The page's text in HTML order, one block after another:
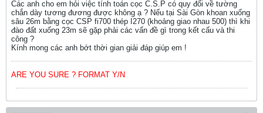
Các anh cho em hỏi việc tính toán cọc C.S.P có quy đổi về tường
chắn dày tương đương được không ạ ? Nếu tại Sài Gòn khoan xuống
sâu 26m bằng cọc CSP fi700 thép I270 (khoảng giao nhau 500) thì khi
đào đất xuống 23m sẽ gặp phải các vấn đề gì trong kết cấu và thi
công ?
Kính mong các anh bớt thời gian giải đáp giúp em !
ARE YOU SURE ? FORMAT Y/N